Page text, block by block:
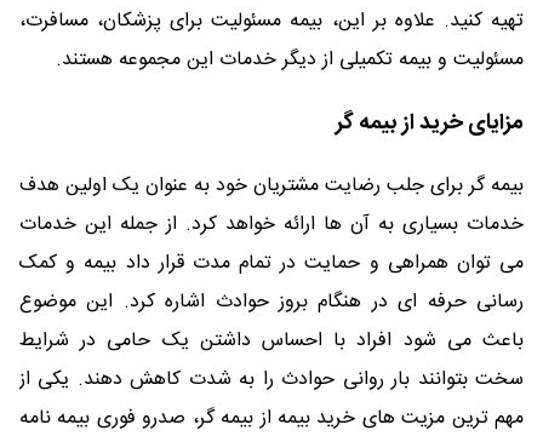
تهیه کنید. علاوه بر این، بیمه مسئولیت برای پزشکان، مسافرت،
مسئولیت و بیمه تکمیلی از دیگر خدمات این مجموعه هستند.
مزایای خرید از بیمه گر
بیمه گر برای جلب رضایت مشتریان خود به عنوان یک اولین هدف
خدمات بسیاری به آن ها ارائه خواهد کرد. از جمله این خدمات
می توان همراهی و حمایت در تمام مدت قرار داد بیمه و کمک
رسانی حرفه ای در هنگام بروز حوادث اشاره کرد. این موضوع
باعث می شود افراد با احساس داشتن یک حامی در شرایط
سخت بتوانند بار روانی حوادث را به شدت کاهش دهند. یکی از
مهم ترین مزیت های خرید بیمه از بیمه گر، صدرو فوری بیمه نامه